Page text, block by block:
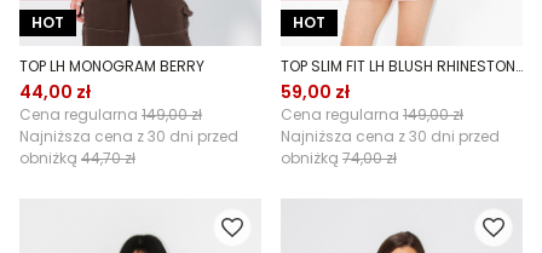
HOT
TOP LH MONOGRAM BERRY
44,00 zł
Cena regularna 149,00 zł
Najniższa cena z 30 dni przed
obniżką 44,70 zł
HOT
TOP SLIM FIT LH BLUSH RHINESTONES BIAŁY
59,00 zł
Cena regularna 149,00 zł
Najniższa cena z 30 dni przed
obniżką 74,00 zł